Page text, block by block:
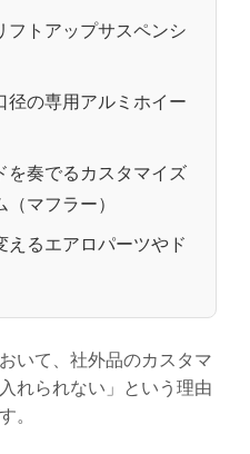
トアップサスペンシ
径の専用アルミホイー
を奏でるカスタマイズ
マフラー）
るエアロパーツやド
いて、社外品のカスタマ
れられない」という理由
。